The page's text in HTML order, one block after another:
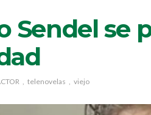
Sendel se
telenovelas viejo